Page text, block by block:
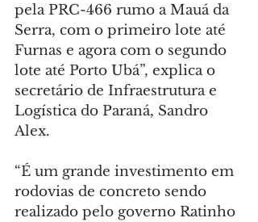
pela PRC-466 rumo a Mauá da
Serra, com o primeiro lote até
Furnas e agora com o segundo
lote até Porto Ubá”, explica o
secretário de Infraestrutura e
Logística do Paraná, Sandro
Alex.
“É um grande investimento em
rodovias de concreto sendo
realizado pelo governo Ratinho